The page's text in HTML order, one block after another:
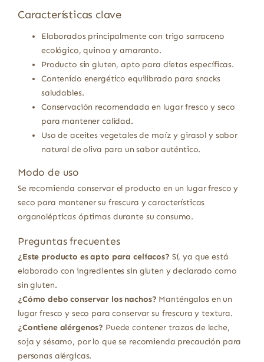
Características clave
Elaborados principalmente con trigo sarraceno
ecológico, quinoa y amaranto.
Producto sin gluten, apto para dietas específicas.
Contenido energético equilibrado para snacks
saludables.
Conservación recomendada en lugar fresco y seco
para mantener calidad.
Uso de aceites vegetales de maíz y girasol y sabor
natural de oliva para un sabor auténtico.
Modo de uso
Se recomienda conservar el producto en un lugar fresco y
seco para mantener su frescura y características
organolépticas óptimas durante su consumo.
Preguntas frecuentes
¿Este producto es apto para celíacos? Sí, ya que está
elaborado con ingredientes sin gluten y declarado como
sin gluten.
¿Cómo debo conservar los nachos? Manténgalos en un
lugar fresco y seco para conservar su frescura y textura.
¿Contiene alérgenos? Puede contener trazas de leche,
soja y sésamo, por lo que se recomienda precaución para
personas alérgicas.